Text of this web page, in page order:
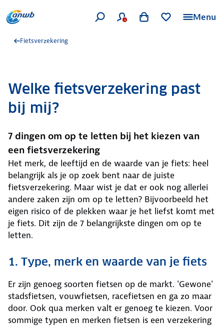
Menu
Fietsverzekering
Welke fietsverzekering past
bij mij?
7 dingen om op te letten bij het kiezen van
een fietsverzekering
Het merk, de leeftijd en de waarde van je fiets: heel
belangrijk als je op zoek bent naar de juiste
fietsverzekering. Maar wist je dat er ook nog allerlei
andere zaken zijn om op te letten? Bijvoorbeeld het
eigen risico of de plekken waar je het liefst komt met
je fiets. Dit zijn de 7 belangrijkste dingen om op te
letten.
1. Type, merk en waarde van je fiets
Er zijn genoeg soorten fietsen op de markt. 'Gewone'
stadsfietsen, vouwfietsen, racefietsen en ga zo maar
door. Ook qua merken valt er genoeg te kiezen. Voor
sommige typen en merken fietsen is een verzekering